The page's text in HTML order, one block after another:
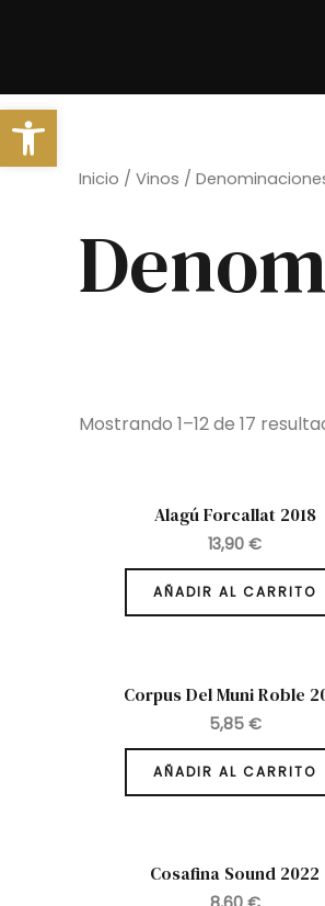
Inicio / Vinos /
Mostrando 1–12 de 17
Alagú Forcallat 2018
13,90 €
AÑADIR AL CARRITO
Corpus Del Muni Roble
5,85 €
AÑADIR AL CARRITO
Cosafina Sound 2022
Abrir barra de herramientas